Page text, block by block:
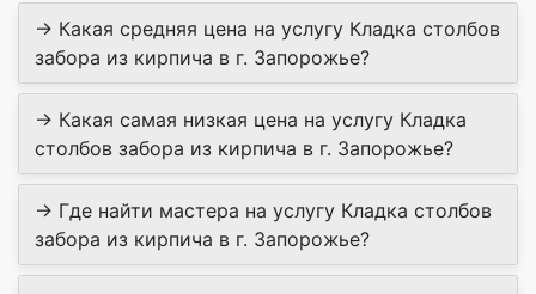
→ Какая средняя цена на услугу Кладка столбов
забора из кирпича в г. Запорожье?
→ Какая самая низкая цена на услугу Кладка
столбов забора из кирпича в г. Запорожье?
→ Где найти мастера на услугу Кладка столбов
забора из кирпича в г. Запорожье?